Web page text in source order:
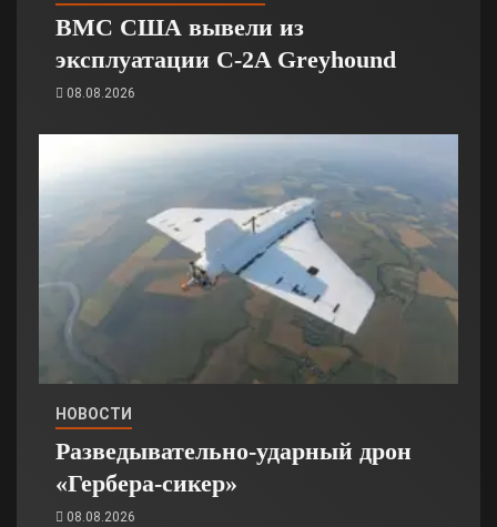
ВМС США вывели из
эксплуатации C-2A Greyhound
08.08.2026
НОВОСТИ
Разведывательно-ударный дрон
«Гербера-сикер»
08.08.2026